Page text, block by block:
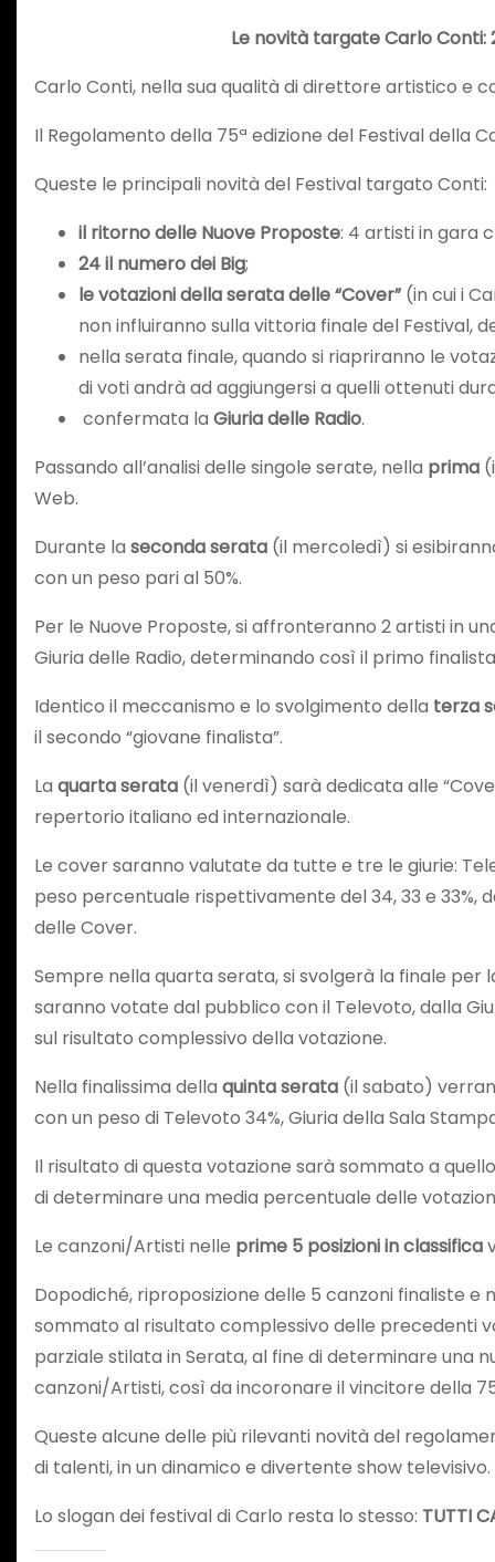
Le novità targate Carlo
Carlo Conti, nella sua qualità di direttore artistico e
Il Regolamento della 75ª edizione del Festival della
Queste le principali novità del Festival targato Conti:
il ritorno delle Nuove Proposte: 4 artisti in gara
24 il numero dei Big;
le votazioni della serata delle “Cover”(in cui i
non influiranno sulla vittoria finale del Festival,
nella serata finale, quando si riapriranno le
di voti andrà ad aggiungersi a quelli ottenuti
confermata la Giuria delle Radio.
Passando all’analisi delle singole serate, nella prima
Web.
Durante la secondaserata (il mercoledì) si
con un peso pari al 50%.
Per le Nuove Proposte, si affronteranno 2 artisti in
Giuria delle Radio, determinando così il primo
Identico il meccanismo e lo svolgimento della terza
il secondo “giovane finalista”.
La quartaserata (il venerdì) sarà dedicata alle
repertorio italiano ed internazionale.
Le cover saranno valutate da tutte e tre le giurie:
peso percentuale rispettivamente del 34, 33 e 33%,
delle Cover.
Sempre nella quarta serata, si svolgerà la finale
saranno votate dal pubblico con il Televoto, dalla
sul risultato complessivo della votazione.
Nella finalissima della quinta serata (il sabato)
con un peso di Televoto 34%, Giuria della Sala
Il risultato di questa votazione sarà sommato a
di determinare una media percentuale delle
Le canzoni/Artisti nelle prime 5 posizioni in classifica
Dopodiché, riproposizione delle 5 canzoni finaliste
sommato al risultato complessivo delle precedenti
parziale stilata in Serata, al fine di determinare una
canzoni/Artisti, così da incoronare il vincitore della
Queste alcune delle più rilevanti novità del
di talenti, in un dinamico e divertente show televisivo.
Lo slogan dei festival di Carlo resta lo stesso: TUTTI